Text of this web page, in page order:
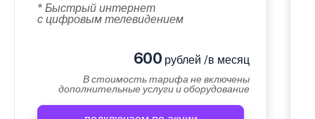
* Быстрый интернет
с цифровым телевидением
600 рублей /в месяц
В стоимость тарифа не включены
дополнительные услуги и оборудование